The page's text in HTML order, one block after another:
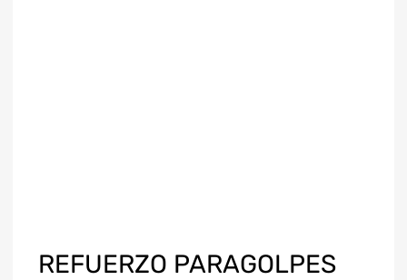
REFUERZO PARAGOLPES